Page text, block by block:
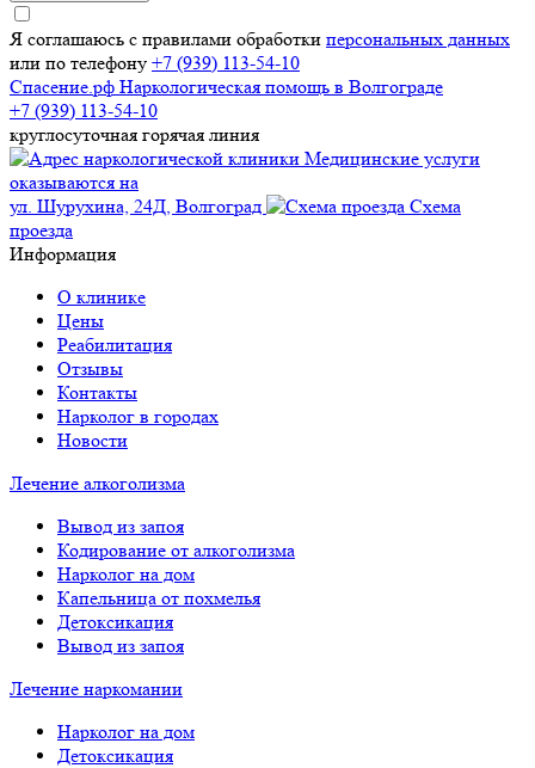
Я соглашаюсь с правилами обработки персональных данных
или по телефону +7 (939) 113-54-10
Спасение .рф Наркологическая помощь в Волгограде
+7 (939) 113-54-10
круглосуточная горячая линия
Медицинские услуги
оказываются на
ул. Шурухина, 24Д, Волгоград
Схема
проезда
Информация
О клинике
Цены
Реабилитация
Отзывы
Контакты
Нарколог в городах
Новости
Лечение алкоголизма
Вывод из запоя
Кодирование от алкоголизма
Нарколог на дом
Капельница от похмелья
Детоксикация
Вывод из запоя
Лечение наркомании
Нарколог на дом
Детоксикация